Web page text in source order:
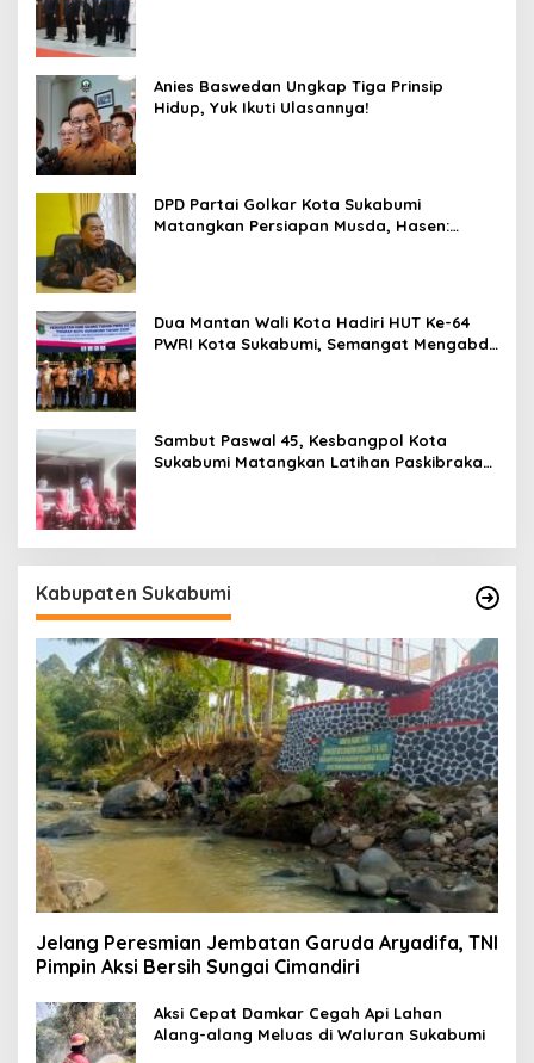
Anies Baswedan Ungkap Tiga Prinsip
Hidup, Yuk Ikuti Ulasannya!
DPD Partai Golkar Kota Sukabumi
Matangkan Persiapan Musda, Hasen:
Dua Mantan Wali Kota Hadiri HUT Ke-64
PWRI Kota Sukabumi, Semangat Mengabdi
Sambut Paswal 45, Kesbangpol Kota
Sukabumi Matangkan Latihan Paskibraka
Kabupaten Sukabumi
Jelang Peresmian Jembatan Garuda Aryadifa, TNI
Pimpin Aksi Bersih Sungai Cimandiri
Aksi Cepat Damkar Cegah Api Lahan
Alang-alang Meluas di Waluran Sukabumi